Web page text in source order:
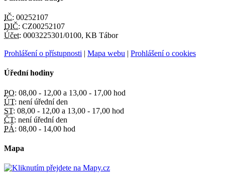
IČ: 00252107
DIČ: CZ00252107
Účet: 0003225301/0100, KB Tábor
Prohlášení o přístupnosti | Mapa webu | Prohlášení o cookies
Úřední hodiny
PO: 08,00 - 12,00 a 13,00 - 17,00 hod
ÚT: není úřední den
ST: 08,00 - 12,00 a 13,00 - 17,00 hod
ČT: není úřední den
PÁ: 08,00 - 14,00 hod
Mapa